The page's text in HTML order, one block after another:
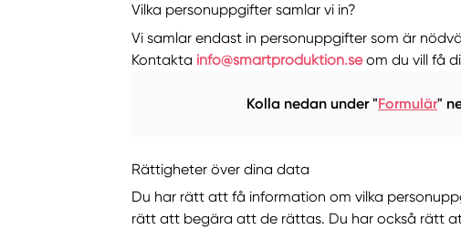
Vilka personuppgifter samlar vi in?
Vi samlar endast in personuppgifter som är
Kontakta info@smartproduktion.seom du vill få
Kolla nedan under "Formulär"
Rättigheter över dina data
Du har rätt att få information om vilka
rätt att begära att de rättas. Du har också rätt